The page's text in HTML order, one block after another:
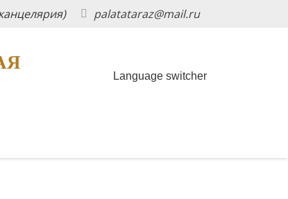
palatataraz@mail.ru
Language switcher